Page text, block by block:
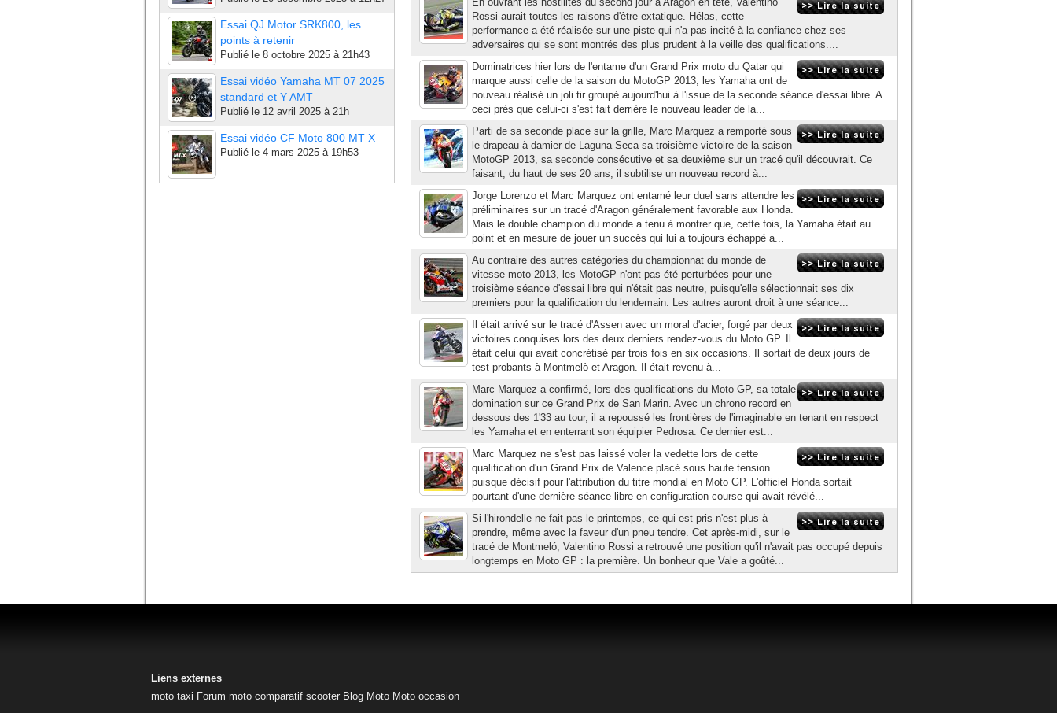
Essai QJ Motor SRK800, les
points à retenir
Publié le 8 octobre 2025 à 21h43
Essai vidéo Yamaha MT 07 2025
standard et Y AMT
Publié le 12 avril 2025 à 21h
Essai vidéo CF Moto 800 MT X
Publié le 4 mars 2025 à 19h53
Rossi aurait toutes les raisons d'être extatique. Hélas, cette
performance a été réalisée sur une piste qui n'a pas incité à la confiance chez ses
adversaires qui se sont montrés des plus prudent à la veille des qualifications....
Dominatrices hier lors de l'entame d'un Grand Prix moto du Qatar qui
marque aussi celle de la saison du MotoGP 2013, les Yamaha ont de
nouveau réalisé un joli tir groupé aujourd'hui à l'issue de la seconde séance d'essai libre. A
ceci près que celui-ci s'est fait derrière le nouveau leader de la...
Parti de sa seconde place sur la grille, Marc Marquez a remporté sous
le drapeau à damier de Laguna Seca sa troisième victoire de la saison
MotoGP 2013, sa seconde consécutive et sa deuxième sur un tracé qu'il découvrait. Ce
faisant, du haut de ses 20 ans, il subtilise un nouveau record à...
Jorge Lorenzo et Marc Marquez ont entamé leur duel sans attendre les
préliminaires sur un tracé d'Aragon généralement favorable aux Honda.
Mais le double champion du monde a tenu à montrer que, cette fois, la Yamaha était au
point et en mesure de jouer un succès qui lui a toujours échappé a...
Au contraire des autres catégories du championnat du monde de
vitesse moto 2013, les MotoGP n'ont pas été perturbées pour une
troisième séance d'essai libre qui n'était pas neutre, puisqu'elle sélectionnait ses dix
premiers pour la qualification du lendemain. Les autres auront droit à une séance...
Il était arrivé sur le tracé d'Assen avec un moral d'acier, forgé par deux
victoires conquises lors des deux derniers rendez-vous du Moto GP. Il
était celui qui avait concrétisé par trois fois en six occasions. Il sortait de deux jours de
test probants à Montmelò et Aragon. Il était revenu à...
Marc Marquez a confirmé, lors des qualifications du Moto GP, sa totale
domination sur ce Grand Prix de San Marin. Avec un chrono record en
dessous des 1'33 au tour, il a repoussé les frontières de l'imaginable en tenant en respect
les Yamaha et en enterrant son équipier Pedrosa. Ce dernier est...
Marc Marquez ne s'est pas laissé voler la vedette lors de cette
qualification d'un Grand Prix de Valence placé sous haute tension
puisque décisif pour l'attribution du titre mondial en Moto GP. L'officiel Honda sortait
pourtant d'une dernière séance libre en configuration course qui avait révélé...
Si l'hirondelle ne fait pas le printemps, ce qui est pris n'est plus à
prendre, même avec la faveur d'un pneu tendre. Cet après-midi, sur le
tracé de Montmeló, Valentino Rossi a retrouvé une position qu'il n'avait pas occupé depuis
longtemps en Moto GP : la première. Un bonheur que Vale a goûté...
Liens externes
moto taxi Forum moto comparatif scooter Blog Moto Moto occasion